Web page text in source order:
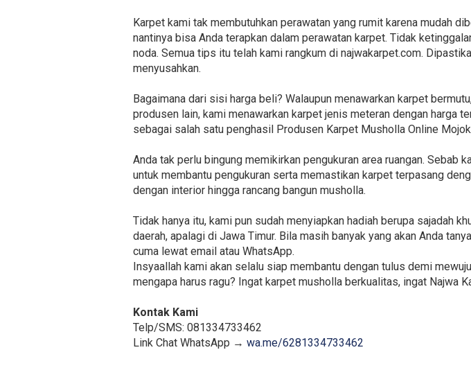
Karpet kami tak membutuhkan perawatan yang rumit karena mudah
nantinya bisa Anda terapkan dalam perawatan karpet. Tidak
noda. Semua tips itu telah kami rangkum di najwakarpet.com.
menyusahkan.
Bagaimana dari sisi harga beli? Walaupun menawarkan karpet
produsen lain, kami menawarkan karpet jenis meteran dengan harga
sebagai salah satu penghasil Produsen Karpet Musholla Online
Anda tak perlu bingung memikirkan pengukuran area ruangan. Sebab
untuk membantu pengukuran serta memastikan karpet terpasang
dengan interior hingga rancang bangun musholla.
Tidak hanya itu, kami pun sudah menyiapkan hadiah berupa sajadah
daerah, apalagi di Jawa Timur. Bila masih banyak yang akan Anda
cuma lewat email atau WhatsApp.
Insyaallah kami akan selalu siap membantu dengan tulus demi
mengapa harus ragu? Ingat karpet musholla berkualitas, ingat Najwa
Kontak Kami
Telp/SMS: 081334733462
Link Chat WhatsApp → wa.me/6281334733462